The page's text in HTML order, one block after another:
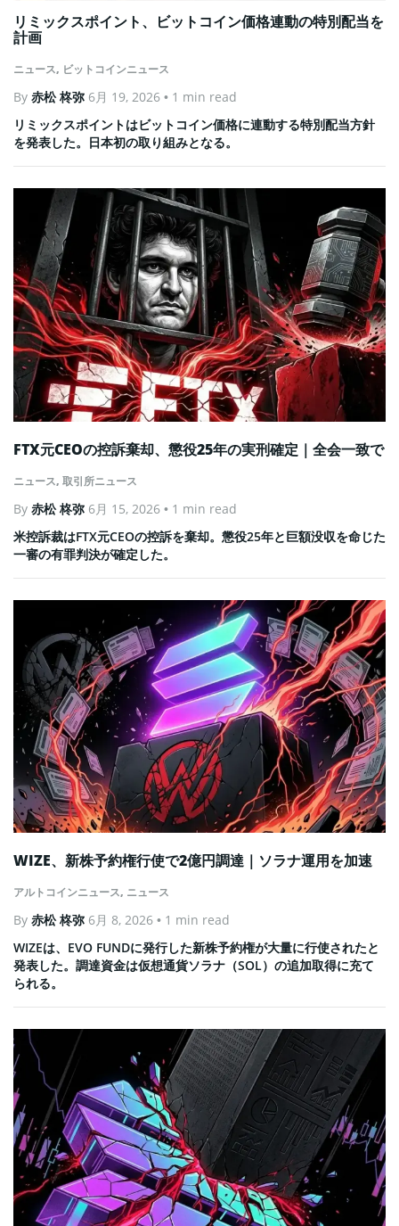
ニュース, ビットコインニュース
リミックスポイント、ビットコイン価格連動の特別配当を
計画
By 赤松 柊弥 6月 19, 2026 • 1 min read
リミックスポイントはビットコイン価格に連動する特別配当方針
を発表した。日本初の取り組みとなる。
ニュース, 取引所ニュース
FTX元CEOの控訴棄却、懲役25年の実刑確定｜全会一致で
By 赤松 柊弥 6月 15, 2026 • 1 min read
米控訴裁はFTX元CEOの控訴を棄却。懲役25年と巨額没収を命じた
一審の有罪判決が確定した。
アルトコインニュース, ニュース
WIZE、新株予約権行使で2億円調達｜ソラナ運用を加速
By 赤松 柊弥 6月 8, 2026 • 1 min read
WIZEは、EVO FUNDに発行した新株予約権が大量に行使されたと
発表した。調達資金は仮想通貨ソラナ（SOL）の追加取得に充て
られる。